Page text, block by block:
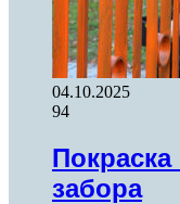
04.10.2025
94
Покраска
забора